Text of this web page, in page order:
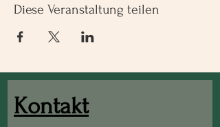
Diese Veranstaltung teilen
Kontakt